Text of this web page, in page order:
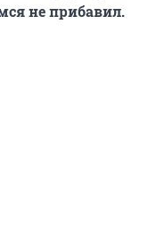
не прибавил.